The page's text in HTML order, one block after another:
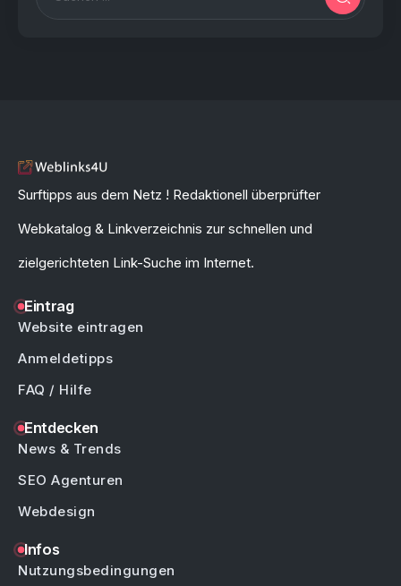
Surftipps aus dem Netz ! Redaktionell überprüfter
Webkatalog & Linkverzeichnis zur schnellen und
zielgerichteten Link-Suche im Internet.
Eintrag
Website eintragen
Anmeldetipps
FAQ / Hilfe
Entdecken
News & Trends
SEO Agenturen
Webdesign
Infos
Nutzungsbedingungen